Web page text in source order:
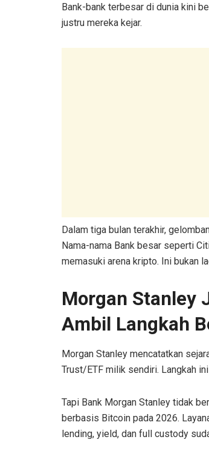
Bank-bank terbesar di dunia kini
justru mereka kejar.
Dalam tiga bulan terakhir,
Nama-nama Bank besar seperti
memasuki arena kripto. Ini bukan
Morgan Stanley
Ambil Langkah
Morgan Stanley mencatatkan
Trust/ETF milik sendiri. Langkah
Tapi Bank Morgan Stanley tidak
berbasis Bitcoin pada 2026.
lending, yield, dan full custody